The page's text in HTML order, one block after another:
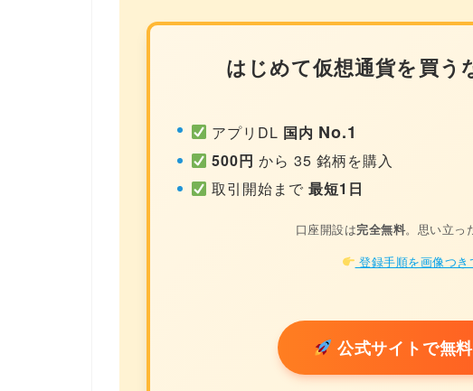
はじめて仮想通貨を買う
アプリDL 国内 No.1
500円 から 35 銘柄を購入
取引開始まで最短1日
口座開設は完全無料。思い立っ
登録手順を画像つき
公式サイトで無